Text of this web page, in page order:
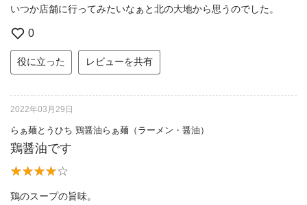
いつか店舗に行ってみたいなぁと北の大地から思うのでした。
0
役に立った レビューを共有
2022年03月29日
らぁ麺とうひち 鶏醤油らぁ麺（ラーメン・醤油）
鶏醤油です
鶏のスープの旨味。